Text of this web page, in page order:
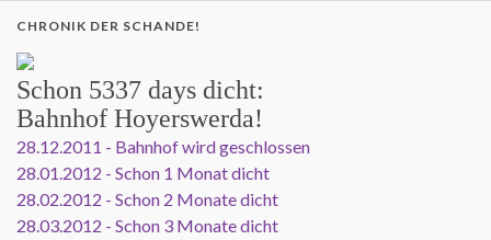
CHRONIK DER SCHANDE!
Schon 5337 days dicht:
Bahnhof Hoyerswerda!
28.12.2011 - Bahnhof wird geschlossen
28.01.2012 - Schon 1 Monat dicht
28.02.2012 - Schon 2 Monate dicht
28.03.2012 - Schon 3 Monate dicht